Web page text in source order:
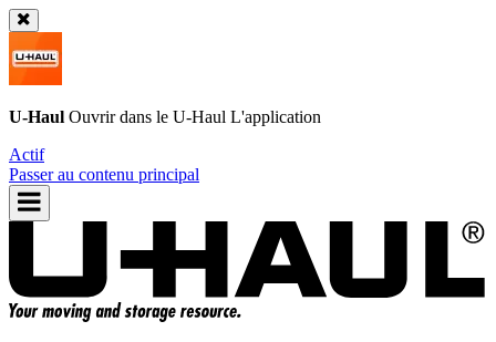
U-Haul Ouvrir dans le U-Haul L'application
Actif
Passer au contenu principal